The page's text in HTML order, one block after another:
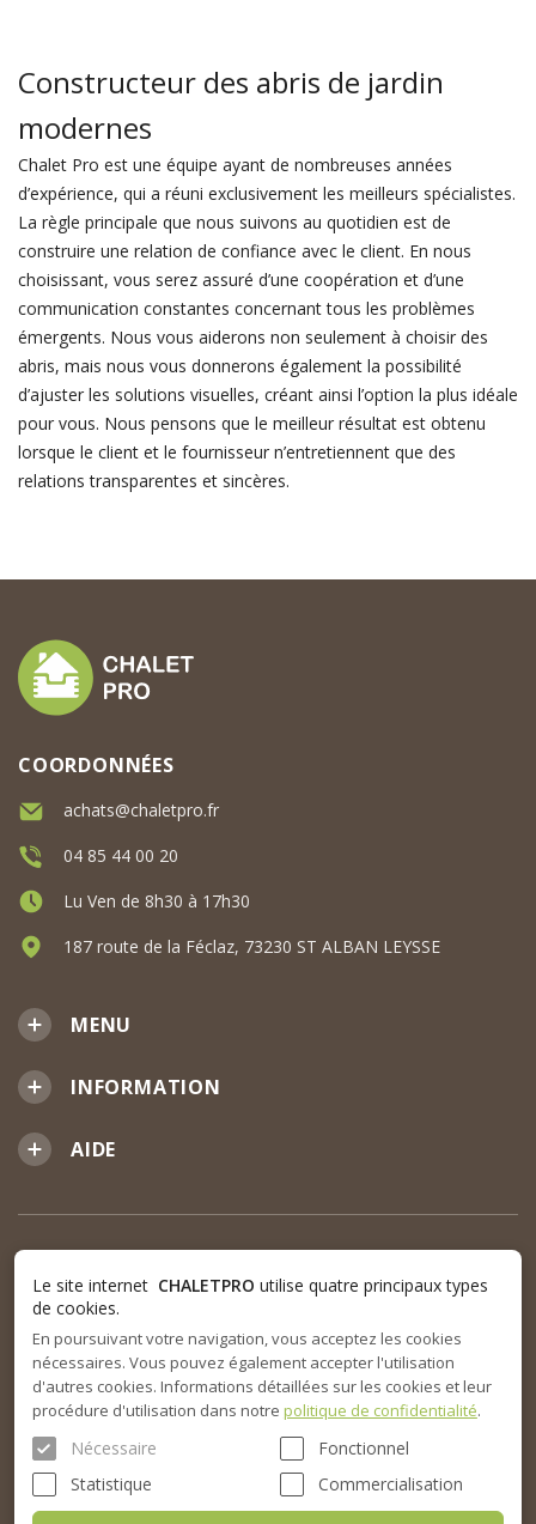
Constructeur des abris de jardin
modernes
Chalet Pro est une équipe ayant de nombreuses années
d’expérience, qui a réuni exclusivement les meilleurs spécialistes.
La règle principale que nous suivons au quotidien est de
construire une relation de confiance avec le client. En nous
choisissant, vous serez assuré d’une coopération et d’une
communication constantes concernant tous les problèmes
émergents. Nous vous aiderons non seulement à choisir des
abris, mais nous vous donnerons également la possibilité
d’ajuster les solutions visuelles, créant ainsi l’option la plus idéale
pour vous. Nous pensons que le meilleur résultat est obtenu
lorsque le client et le fournisseur n’entretiennent que des
relations transparentes et sincères.
MENU
INFORMATION
AIDE
COORDONNÉES
achats@chaletpro.fr
04 85 44 00 20
Lu Ven de 8h30 à 17h30
187 route de la Féclaz, 73230 ST ALBAN LEYSSE
Le site internet CHALETPRO utilise quatre principaux types
de cookies.
En poursuivant votre navigation, vous acceptez les cookies
nécessaires. Vous pouvez également accepter l'utilisation
d'autres cookies. Informations détaillées sur les cookies et leur
procédure d'utilisation dans notre politique de confidentialité.
Nécessaire
Fonctionnel
Statistique
Commercialisation